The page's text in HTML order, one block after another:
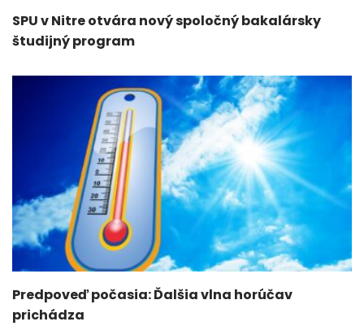
SPU v Nitre otvára nový spoločný bakalársky
študijný program
Predpoveď počasia: Ďalšia vlna horúčav
prichádza